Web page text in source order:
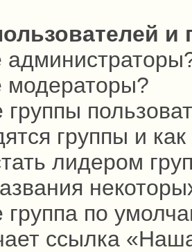
и
модераторы?
группы
группы и
лидером
группа по
ссылка